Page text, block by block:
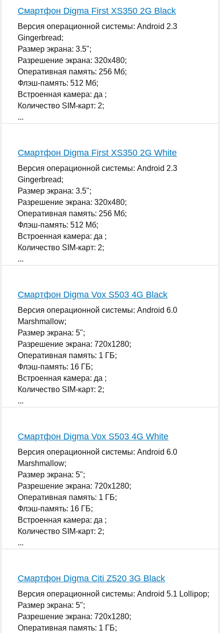
Смартфон Digma First XS350 2G Black
Версия операционной системы: Android 2.3
Gingerbread;
Размер экрана: 3.5";
Разрешение экрана: 320x480;
Оперативная память: 256 Мб;
Флэш-память: 512 Мб;
Встроенная камера: да ;
Количество SIM-карт: 2;
...
Смартфон Digma First XS350 2G White
Версия операционной системы: Android 2.3
Gingerbread;
Размер экрана: 3.5";
Разрешение экрана: 320x480;
Оперативная память: 256 Мб;
Флэш-память: 512 Мб;
Встроенная камера: да ;
Количество SIM-карт: 2;
...
Смартфон Digma Vox S503 4G Black
Версия операционной системы: Android 6.0
Marshmallow;
Размер экрана: 5";
Разрешение экрана: 720x1280;
Оперативная память: 1 ГБ;
Флэш-память: 16 ГБ;
Встроенная камера: да ;
Количество SIM-карт: 2;
...
Смартфон Digma Vox S503 4G White
Версия операционной системы: Android 6.0
Marshmallow;
Размер экрана: 5";
Разрешение экрана: 720x1280;
Оперативная память: 1 ГБ;
Флэш-память: 16 ГБ;
Встроенная камера: да ;
Количество SIM-карт: 2;
...
Смартфон Digma Citi Z520 3G Black
Версия операционной системы: Android 5.1 Lollipop;
Размер экрана: 5";
Разрешение экрана: 720x1280;
Оперативная память: 1 ГБ;